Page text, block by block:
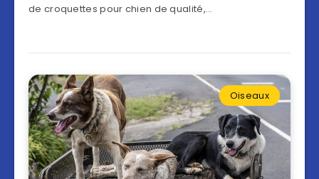
de croquettes pour chien de qualité,…
Oiseaux